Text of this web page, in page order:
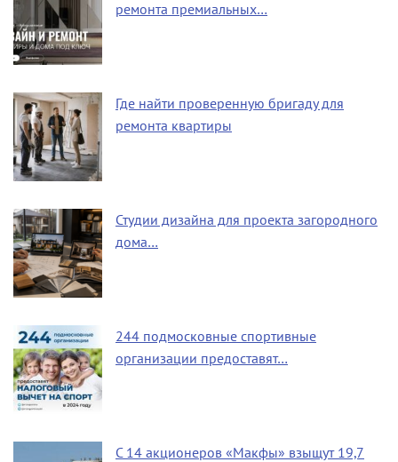
ремонта премиальных…
Где найти проверенную бригаду для
ремонта квартиры
Студии дизайна для проекта загородного
дома…
244 подмосковные спортивные
организации предоставят…
С 14 акционеров «Макфы» взыщут 19,7